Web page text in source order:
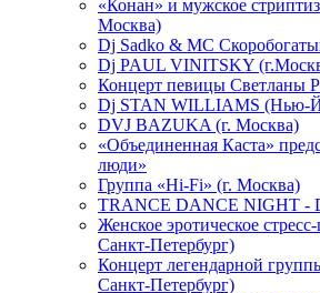
«Конан» и мужское
Москва)
Dj Sadko & МС
Dj PAUL VINITSKY
Концерт певицы Светланы
Dj STAN WILLIAMS (Нью-
DVJ BAZUKA (г. Москва)
«Объединенная Каста»
люди»
Группа «Hi-Fi» (г. Москва)
TRANCE DANCE NIGHT -
Женское эротическое
Санкт-Петербург)
Концерт легендарной
Санкт-Петербург)